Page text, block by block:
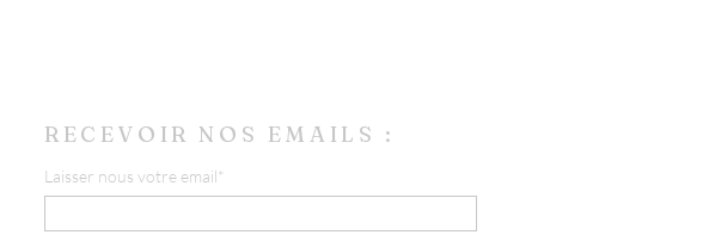
RECEVOIR NOS EMAILS :
Laisser nous votre email*